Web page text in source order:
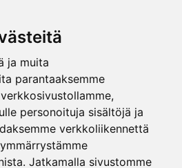
ja muita
parantaaksemme
personoituja sisältöjä ja
verkkoliikennettä
Jatkamalla sivustomme